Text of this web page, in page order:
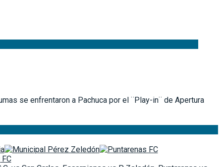
se enfrentaron a Pachuca por el ¨Play-in¨ de Apertura